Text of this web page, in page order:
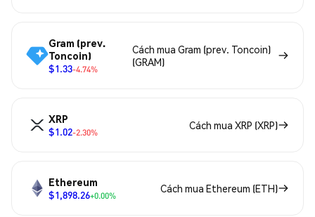
Gram (prev.
Toncoin)
$1.33-4.74%
Cách mua Gram (prev. Toncoin)
(GRAM)
XRP
$1.02-2.30%
Cách mua XRP (XRP)
Ethereum
$1,898.26+0.00%
Cách mua Ethereum (ETH)